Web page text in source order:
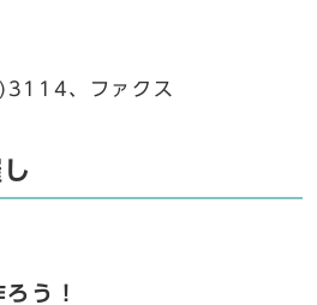
、ファクス
う！